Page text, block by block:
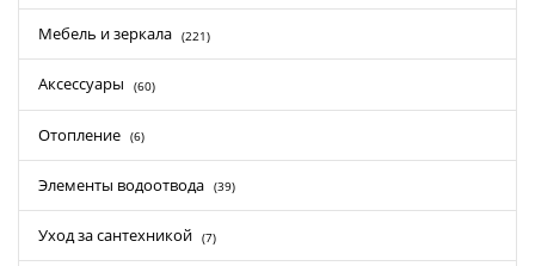
Мебель и зеркала (221)
Аксессуары (60)
Отопление (6)
Элементы водоотвода (39)
Уход за сантехникой (7)